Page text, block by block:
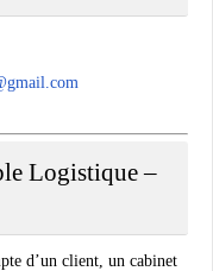
Logistique –
d’un client, un cabinet